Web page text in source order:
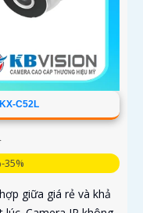
C52L
35%
giữa giá rẻ và khả